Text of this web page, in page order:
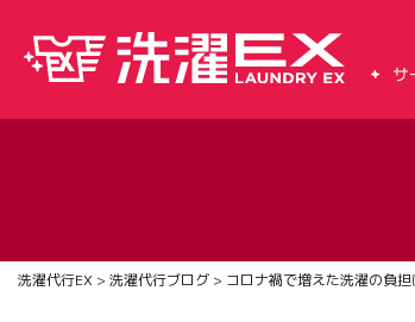
サ
洗濯代行EX > 洗濯代行ブログ > コロナ禍で増えた洗濯の負